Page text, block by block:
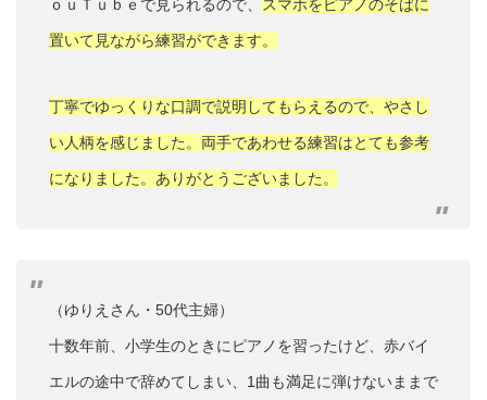
ｏｕＴｕｂｅで見られるので、 スマホをピアノのそばに
置いて見ながら練習ができます。
丁寧でゆっくりな口調で説明してもらえるので、やさし
い人柄を感じました。両手であわせる練習はとても参考
になりました。ありがとうございました。
（ゆりえさん・50代主婦）
十数年前、小学生のときにピアノを習ったけど、赤バイ
エルの途中で辞めてしまい、1曲も満足に弾けないままで